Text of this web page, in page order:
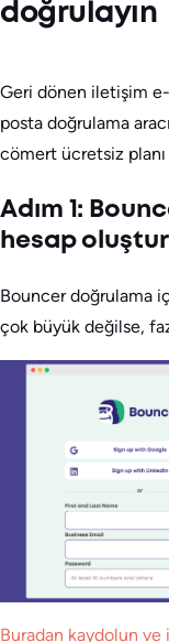
doğrulayın
Geri dönen iletişim
posta doğrulama
cömert ücretsiz
Adım 1:
hesap
Bouncer doğrulama
çok büyük değilse,
Buradan kaydolun ve